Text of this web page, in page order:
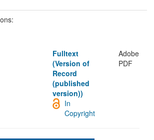
Fulltext
(Version of
Record
(published
version))
Adobe
PDF
In
Copyright